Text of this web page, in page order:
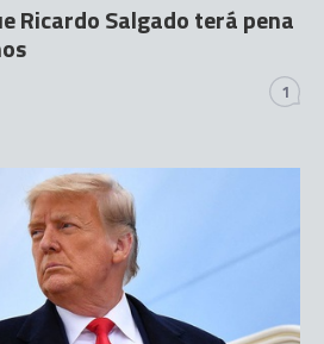
Ricardo Salgado terá pena
1